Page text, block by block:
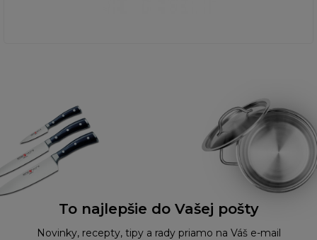
To najlepšie do Vašej pošty
Novinky, recepty, tipy a rady priamo na Váš e-mail